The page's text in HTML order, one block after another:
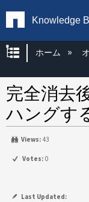
Knowledge
グローバ
ホーム
完全消去
ハングす
Views: 43
Votes: 0
Last Updated: